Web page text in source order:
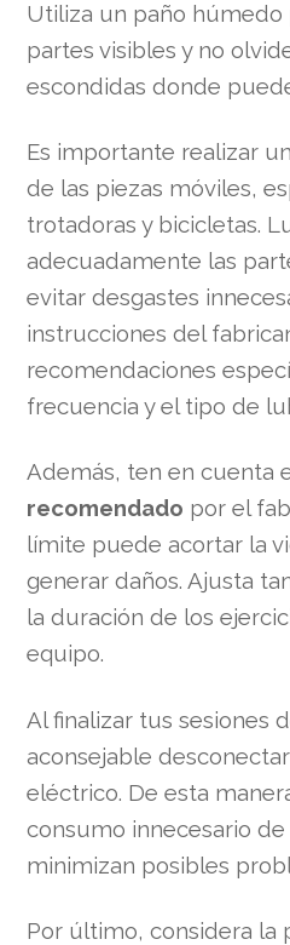
Utiliza un paño húmedo
partes visibles y no
escondidas donde
Es importante realizar
de las piezas móviles,
trotadoras y bicicletas.
adecuadamente las
evitar desgastes
instrucciones del
recomendaciones
frecuencia y el tipo de
Además, ten en cuenta
recomendado por el
límite puede acortar la
generar daños. Ajusta
la duración de los
equipo.
Al finalizar tus sesiones
aconsejable
eléctrico. De esta
consumo innecesario de
minimizan posibles
Por último, considera la